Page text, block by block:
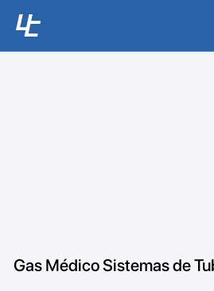
Gas Médico Sistemas de